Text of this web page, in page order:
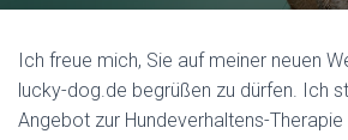
Ich freue mich, Sie auf meiner neuen
lucky-dog.de begrüßen zu dürfen. Ich
Angebot zur Hundeverhaltens-Therapie